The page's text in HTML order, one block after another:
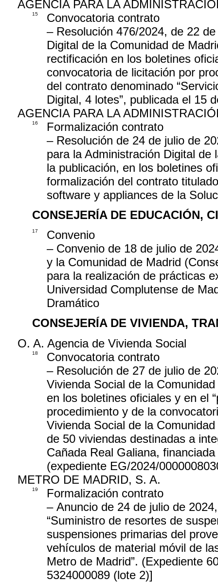
AGENCIA PARA LA
15
Convocatoria contrato
– Resolución 476/2024, de 22
Digital de la Comunidad de
rectificación en los boletines
convocatoria de licitación por
del contrato denominado
Digital, 4 lotes”, publicada el 15
AGENCIA PARA LA
16
Formalización contrato
– Resolución de 24 de julio de
para la Administración Digital
la publicación, en los boletines
formalización del contrato
software y appliances de la
CONSEJERÍA DE EDUCACIÓN,
17
Convenio
– Convenio de 18 de julio de
y la Comunidad de Madrid
para la realización de prácticas
Universidad Complutense de
Dramático
CONSEJERÍA DE VIVIENDA,
O. A. Agencia de Vivienda Social
18
Convocatoria contrato
– Resolución de 27 de julio de
Vivienda Social de la
en los boletines oficiales y en el
procedimiento y de la
Vivienda Social de la
de 50 viviendas destinadas a
Cañada Real Galiana,
(expediente EG/2024/
METRO DE MADRID, S. A.
19
Formalización contrato
– Anuncio de 24 de julio de
“Suministro de resortes de
suspensiones primarias del
vehículos de material móvil de
Metro de Madrid”. (Expediente
5324000089 (lote 2)]